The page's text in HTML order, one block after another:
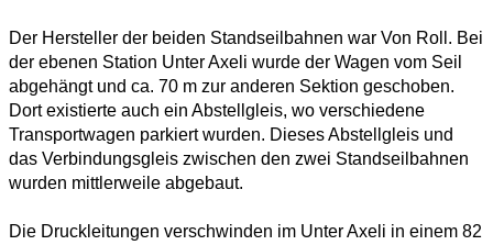
Der Hersteller der beiden Standseilbahnen war Von Roll. Bei
der ebenen Station Unter Axeli wurde der Wagen vom Seil
abgehängt und ca. 70 m zur anderen Sektion geschoben.
Dort existierte auch ein Abstellgleis, wo verschiedene
Transportwagen parkiert wurden. Dieses Abstellgleis und
das Verbindungsgleis zwischen den zwei Standseilbahnen
wurden mittlerweile abgebaut.
Die Druckleitungen verschwinden im Unter Axeli in einem 82